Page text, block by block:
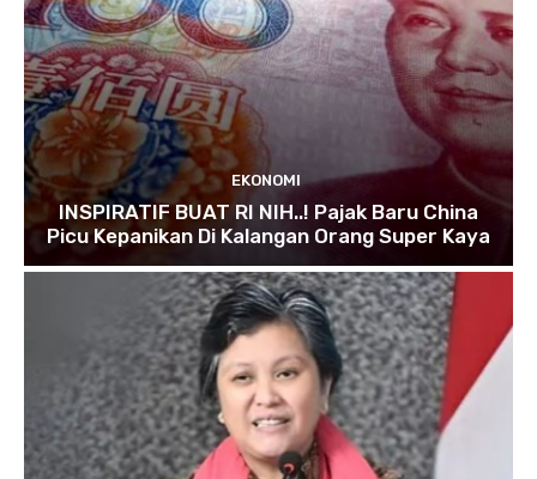
EKONOMI
INSPIRATIF BUAT RI NIH..! Pajak Baru China
Picu Kepanikan Di Kalangan Orang Super Kaya